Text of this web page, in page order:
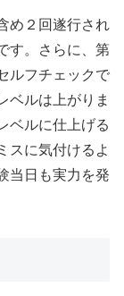
め２回遂行され
す。さらに、第
ルフチェックで
ベルは上がりま
ベルに仕上げる
スに気付けるよ
当日も実力を発